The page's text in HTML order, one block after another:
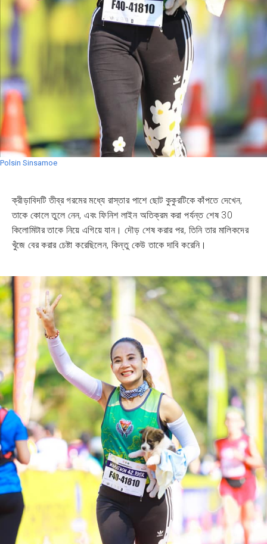
Polsin Sinsamoe
ক্রীড়াবিদটি তীব্র গরমের মধ্যে রাস্তার পাশে ছোট কুকুরটিকে কাঁপতে দেখেন,
তাকে কোলে তুলে নেন, এবং ফিনিশ লাইন অতিক্রম করা পর্যন্ত শেষ 30
কিলোমিটার তাকে নিয়ে এগিয়ে যান। দৌড় শেষ করার পর, তিনি তার মালিকদের
খুঁজে বের করার চেষ্টা করেছিলেন, কিন্তু কেউ তাকে দাবি করেনি।